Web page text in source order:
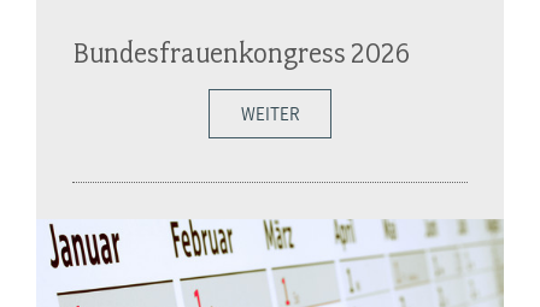
Bundesfrauenkongress 2026
WEITER